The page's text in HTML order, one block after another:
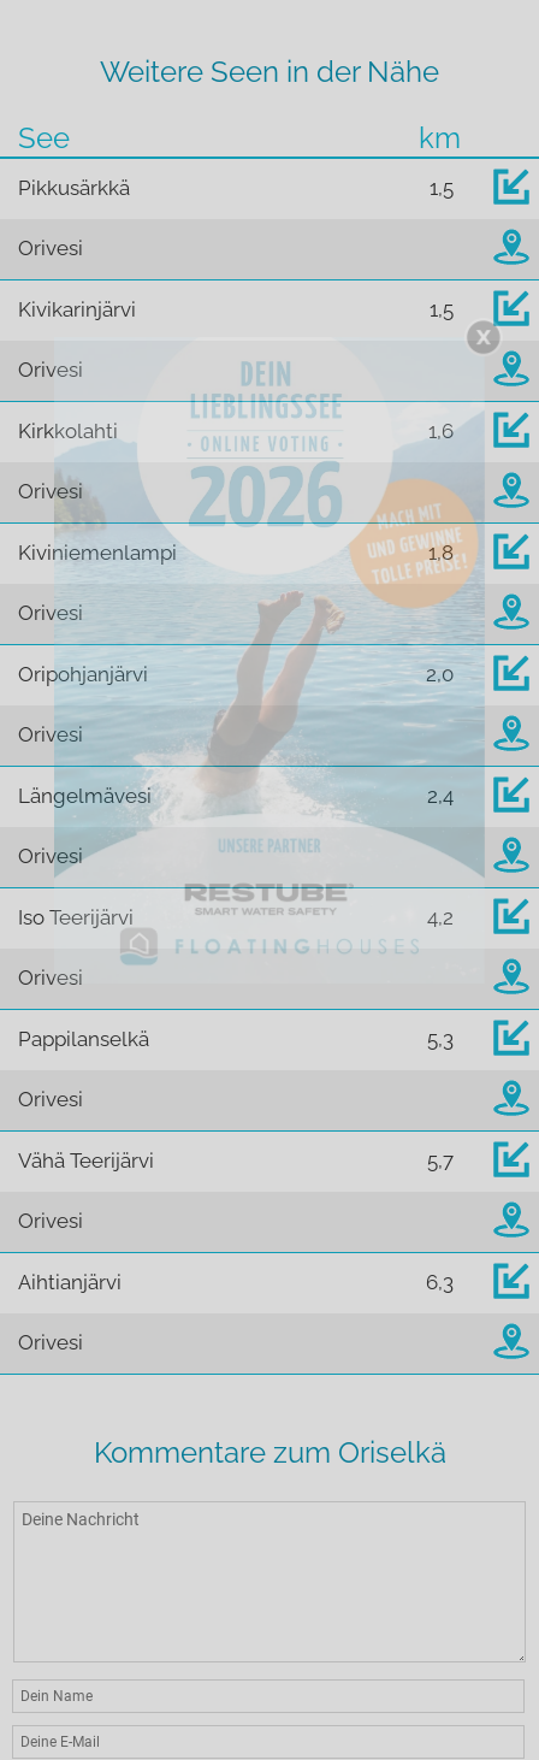
Weitere Seen in der Nähe
See
km
Pikkusärkkä 1,5
Orivesi
Kivikarinjärvi 1,5
Orivesi
Kirkkolahti 1,6
Orivesi
Kiviniemenlampi 1,8
Orivesi
Oripohjanjärvi 2,0
Orivesi
Längelmävesi 2,4
Orivesi
Iso Teerijärvi 4,2
Orivesi
Pappilanselkä 5,3
Orivesi
Vähä Teerijärvi 5,7
Orivesi
Aihtianjärvi 6,3
Orivesi
Kommentare zum Oriselkä